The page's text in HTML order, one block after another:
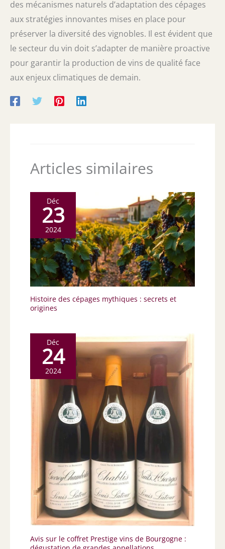
des mécanismes naturels d’adaptation des cépages
aux stratégies innovantes mises en place pour
préserver la diversité des vignobles. Il est évident que
le secteur du vin doit s’adapter de manière proactive
pour garantir la production de vins de qualité face
aux enjeux climatiques de demain.
Articles similaires
Déc
23
2024
Histoire des cépages mythiques : secrets et
origines
Déc
24
2024
Avis sur le coffret Prestige vins de Bourgogne :